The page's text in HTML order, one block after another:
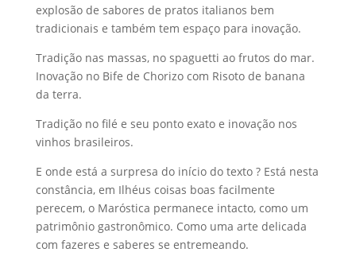
explosão de sabores de pratos italianos bem
tradicionais e também tem espaço para inovação.
Tradição nas massas, no spaguetti ao frutos do mar.
Inovação no Bife de Chorizo com Risoto de banana
da terra.
Tradição no filé e seu ponto exato e inovação nos
vinhos brasileiros.
E onde está a surpresa do início do texto ? Está nesta
constância, em Ilhéus coisas boas facilmente
perecem, o Maróstica permanece intacto, como um
patrimônio gastronômico. Como uma arte delicada
com fazeres e saberes se entremeando.